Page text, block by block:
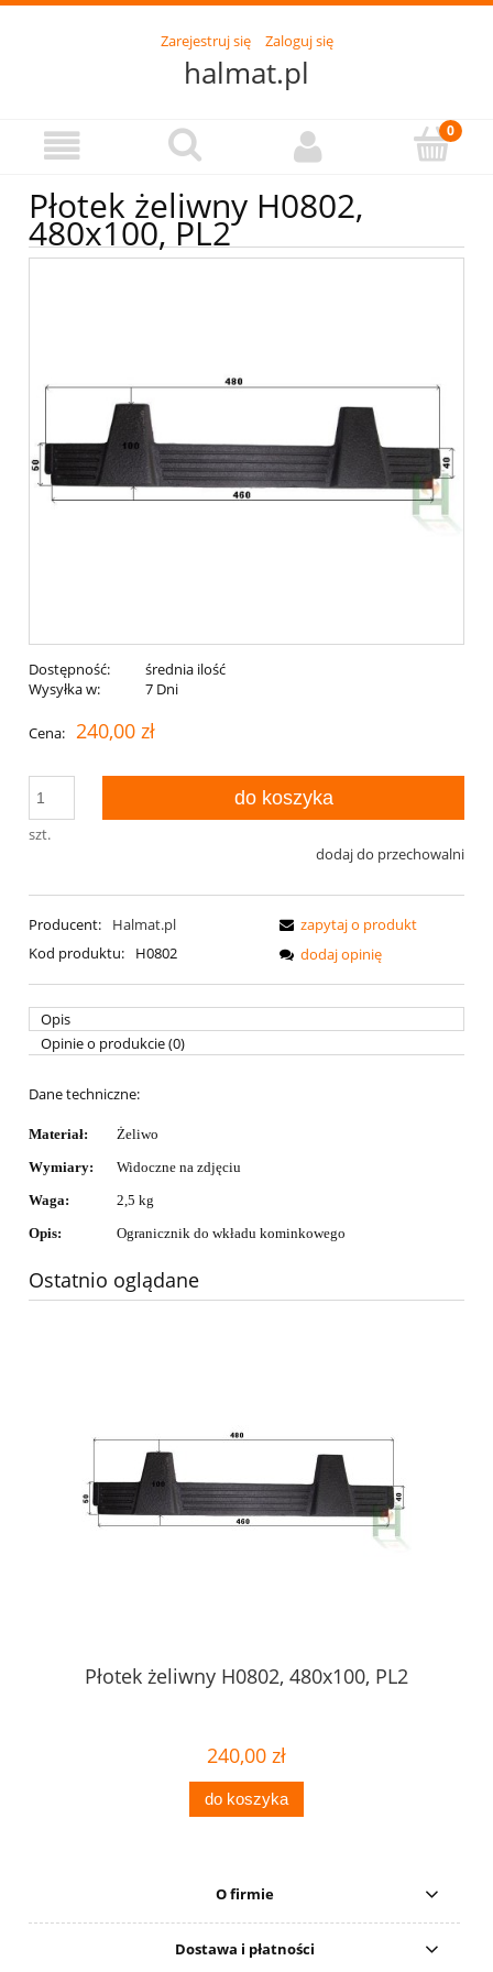
Zarejestruj się Zaloguj się
halmat.pl
Płotek żeliwny H0802,
480x100, PL2
Dostępność:
średnia ilość
Wysyłka w:
7 Dni
Cena: 240,00 zł
szt.
do koszyka
dodaj do przechowalni
Producent:
Halmat.pl
Kod produktu:
H0802
zapytaj o produkt
dodaj opinię
Opis
Opinie o produkcie (0)
Dane techniczne:
Materiał:
Żeliwo
Wymiary:
Widoczne na zdjęciu
Waga:
2,5 kg
Opis:
Ogranicznik do wkładu kominkowego
Ostatnio oglądane
Płotek żeliwny H0802, 480x100, PL2
240,00 zł
do koszyka
O firmie
Dostawa i płatności